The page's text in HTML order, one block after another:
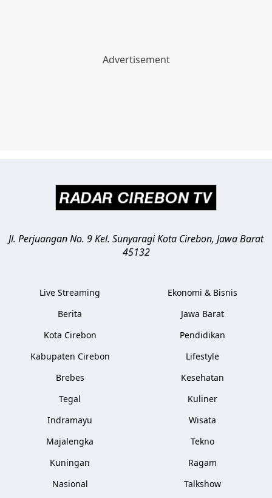
Jl. Perjuangan No. 9 Kel. SunyaragiKota Cirebon, Jawa Barat
45132
Live Streaming
Berita
Kota Cirebon
Kabupaten Cirebon
Brebes
Tegal
Indramayu
Majalengka
Kuningan
Nasional
Ekonomi & Bisnis
Jawa Barat
Pendidikan
Lifestyle
Kesehatan
Kuliner
Wisata
Tekno
Ragam
Talkshow